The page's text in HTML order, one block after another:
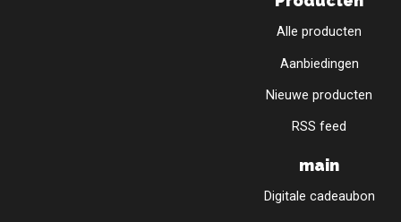
Alle producten
Aanbiedingen
Nieuwe producten
RSS feed
main
Digitale cadeaubon